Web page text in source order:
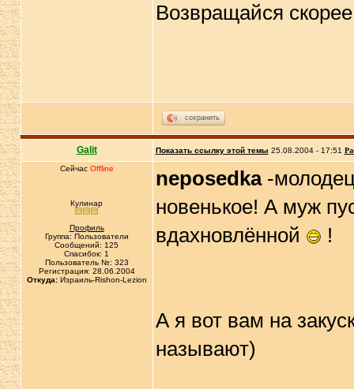
Возвращайся
сохранить
Galit Показать ссылку этой темы 25.08.2004 - 17:51
Сейчас Offline
Кулинар
Профиль
Группа: Пользователи
Сообщений: 125
Спасибок: 1
Пользователь №: 323
Регистрация: 28.06.2004
Откуда:Израиль-Rishon-Lezion
neposedka-
новенькое! А муж
вдахновлённой
!
А я вот вам на
называют)